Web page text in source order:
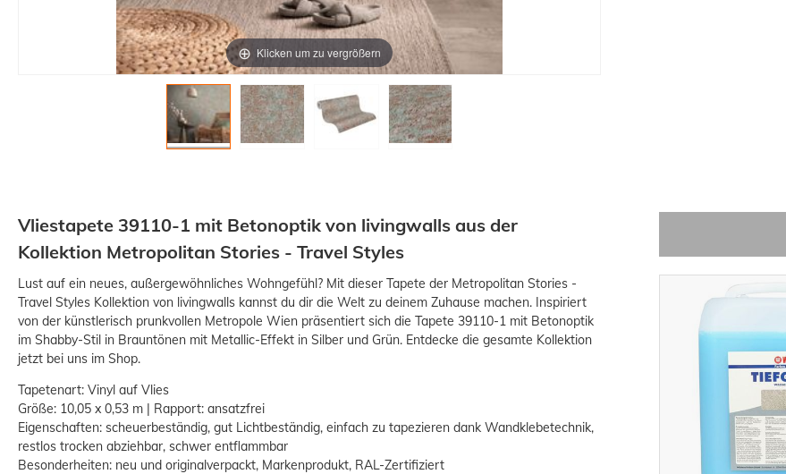
Klicken um zu vergrößern
Vliestapete 39110-1 mit Betonoptik von livingwalls aus der
Kollektion Metropolitan Stories - Travel Styles
Lust auf ein neues, außergewöhnliches Wohngefühl? Mit dieser Tapete der Metropolitan Stories -
Travel Styles Kollektion von livingwalls kannst du dir die Welt zu deinem Zuhause machen. Inspiriert
von der künstlerisch prunkvollen Metropole Wien präsentiert sich die Tapete 39110-1 mit Betonoptik
im Shabby-Stil in Brauntönen mit Metallic-Effekt in Silber und Grün. Entdecke die gesamte Kollektion
jetzt bei uns im Shop.
Tapetenart: Vinyl auf Vlies
Größe: 10,05 x 0,53 m | Rapport: ansatzfrei
Eigenschaften: scheuerbeständig, gut Lichtbeständig, einfach zu tapezieren dank Wandklebetechnik,
restlos trocken abziehbar, schwer entflammbar
Besonderheiten: neu und originalverpackt, Markenprodukt, RAL-Zertifiziert